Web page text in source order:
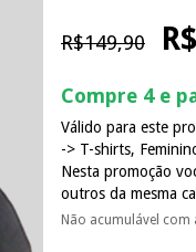
R$149,90
Compre 4 e
Válido para este
-> T-shirts,
Nesta promoção
outros da mesma
Não acumulável